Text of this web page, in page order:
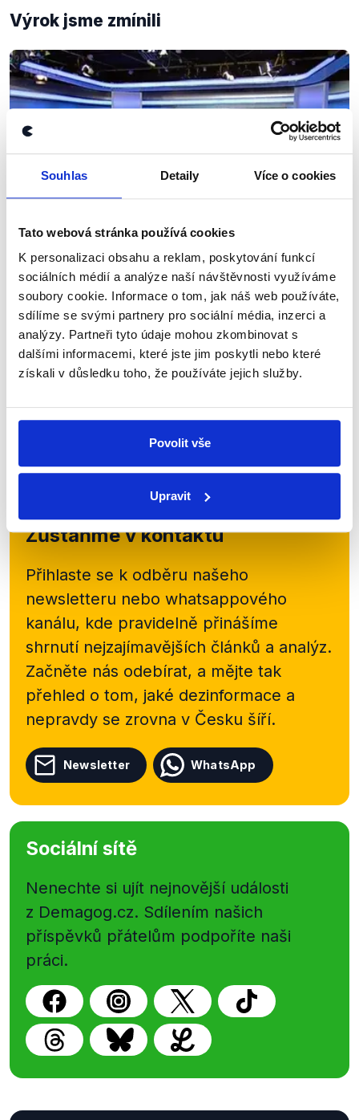
Souhlas Detaily Více o cookies
Tato webová stránka používá cookies
K personalizaci obsahu a reklam, poskytování funkcí
sociálních médií a analýze naší návštěvnosti využíváme
soubory cookie. Informace o tom, jak náš web používáte,
sdílíme se svými partnery pro sociální média, inzerci a
analýzy. Partneři tyto údaje mohou zkombinovat s
dalšími informacemi, které jste jim poskytli nebo které
získali v důsledku toho, že používáte jejich služby.
Povolit vše
Upravit
Výrok jsme zmínili
OVĚŘENO
Partie TV Prima - Fiala vs.
Stropnický
6. září 2015
Podzimní diskuzní sezóna nabídne, zdá se, několik
prostoru mluvit. Pozornost celé společnosti láká
otázka migrace, během podtimních měsíců...
Zůstaňme v kontaktu
Přihlaste se k odběru našeho
newsletteru nebo whatsappového
kanálu, kde pravidelně přinášíme
shrnutí nejzajímavějších článků a analýz.
Začněte nás odebírat, a mějte tak
přehled o tom, jaké dezinformace a
nepravdy se zrovna v Česku šíří.
Newsletter WhatsApp
Sociální sítě
Nenechte si ujít nejnovější události
z Demagog.cz. Sdílením našich
příspěvků přátelům podpoříte naši
práci.